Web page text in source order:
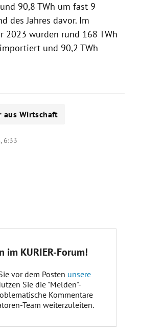
90,8 TWh um fast 9
des Jahres davor. Im
2023 wurden rund 168 TWh
und 90,2 TWh
aus Wirtschaft
6:33